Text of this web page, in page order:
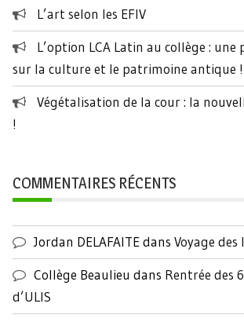
L’art selon les EFIV
L’option LCA Latin au collège :
sur la culture et le patrimoine antique !
Végétalisation de la cour : la
!
COMMENTAIRES RÉCENTS
Jordan DELAFAITEdans Voyage
Collège Beaulieu dans Rentrée des
d’ULIS